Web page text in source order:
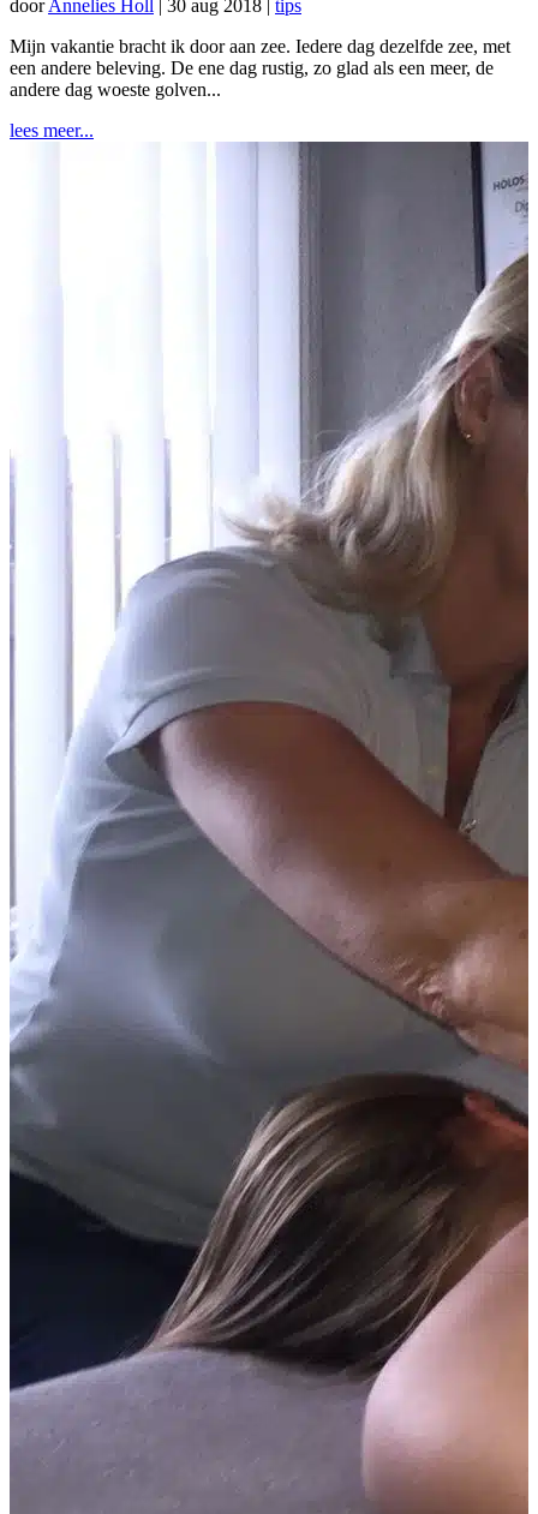
doorAnnelies Holl 30 aug 2018
tips
Mijn vakantie bracht ik door aan zee. Iedere dag dezelfde zee, met
een andere beleving. De ene dag rustig, zo glad als een meer, de
andere dag woeste golven...
lees meer...